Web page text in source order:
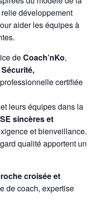
développement
aider les équipes à
deCoach’nKo,
certifiée
leurs équipes dans la
sincères et
et bienveillance.
qualité apportent un
croisée et
de coach, expertise